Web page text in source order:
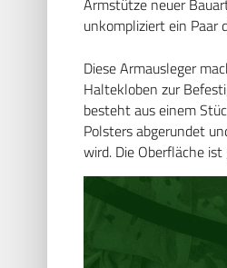
unkompliziert ein Paar
Diese Armausleger
Haltekloben zur
besteht aus einem
Polsters abgerundet
wird. Die Oberfläche